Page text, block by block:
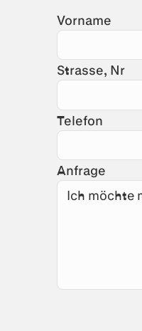
Vorname
Strasse, Nr
Telefon
Anfrage